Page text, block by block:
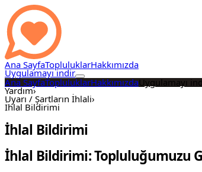
Ana SayfaTopluluklarHakkımızda
Uygulamayı indir
Ana SayfaTopluluklarHakkımızdaUygulamayı
Yardım›
Uyarı / Şartların İhlali›
İhlal Bildirimi
İhlal Bildirimi
İhlal Bildirimi: Topluluğumuzu